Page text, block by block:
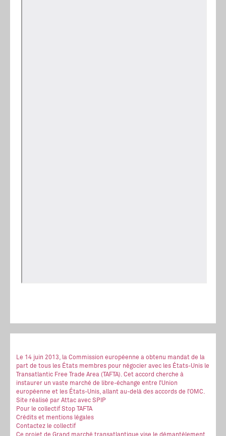
Le 14 juin 2013, la Commission européenne a obtenu mandat de la
part de tous les États membres pour négocier avec les États-Unis le
Transatlantic Free Trade Area (TAFTA). Cet accord cherche à
instaurer un vaste marché de libre-échange entre l’Union
européenne et les États-Unis, allant au-delà des accords de l’OMC.
Site réalisé par Attac avec SPIP
Pour le collectif Stop TAFTA
Crédits et mentions légales
Contactez le collectif